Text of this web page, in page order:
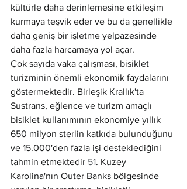
kültürle daha derinlemesine etkileşim
kurmaya teşvik eder ve bu da genellikle
daha geniş bir işletme yelpazesinde
daha fazla harcamaya yol açar.
Çok sayıda vaka çalışması, bisiklet
turizminin önemli ekonomik faydalarını
göstermektedir. Birleşik Krallık'ta
Sustrans, eğlence ve turizm amaçlı
bisiklet kullanımının ekonomiye yıllık
650 milyon sterlin katkıda bulunduğunu
ve 15.000'den fazla işi desteklediğini
tahmin etmektedir 51. Kuzey
Karolina'nın Outer Banks bölgesinde